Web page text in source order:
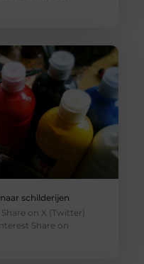
schilderijen
on X (Twitter)
Share on